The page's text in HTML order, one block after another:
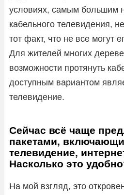
условиях, самым большим
кабельного телевидения,
тот факт, что не все могут
Для жителей многих
возможности протянуть
доступным вариантом
телевидение.
Сейчас всё чаще
пакетами,
телевидение,
Насколько это
На мой взгляд, это